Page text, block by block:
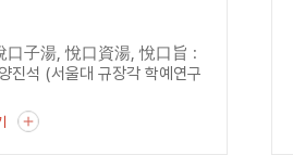
口子湯, 悅口資湯, 悅口旨 :
석 (서울대 규장각 학예연구